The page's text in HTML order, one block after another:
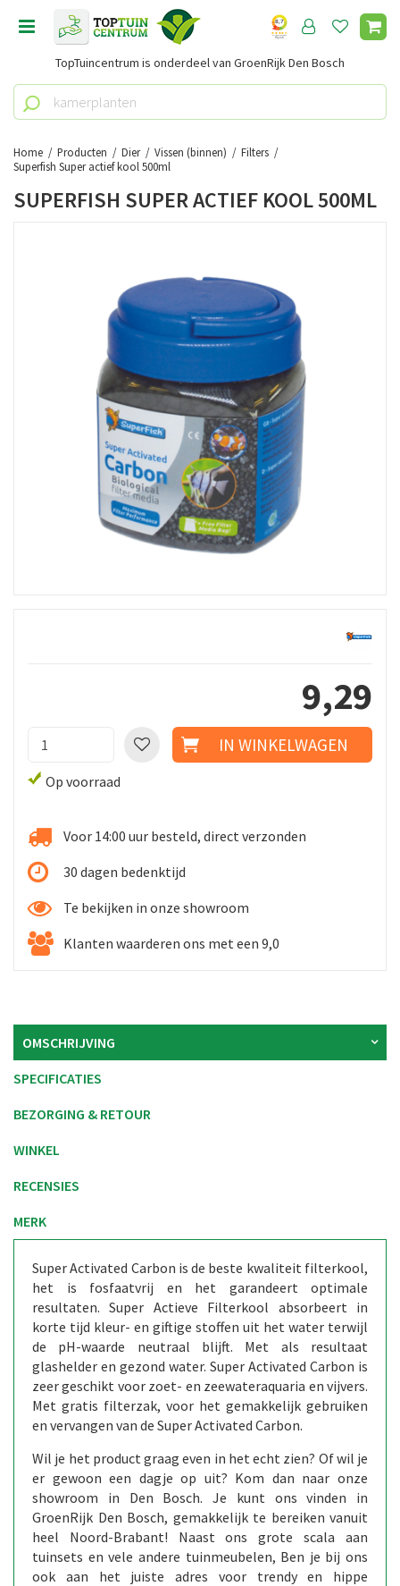
Home Producten Dier Vissen (binnen)
Filters
Superfish Super actief kool 500ml
TopTuincentrum is onderdeel van GroenRijk Den Bosch
SUPERFISH SUPER ACTIEF KOOL 500ML
9,29
Op voorraad
Voor 14:00 uur besteld, direct verzonden
30 dagen bedenktijd
Te bekijken in onze showroom
Klanten waarderen ons met een 9,0
OMSCHRIJVING
SPECIFICATIES
BEZORGING & RETOUR
WINKEL
RECENSIES
MERK
Super Activated Carbon is de beste kwaliteit filterkool,
het is fosfaatvrij en het garandeert optimale
resultaten. Super Actieve Filterkool absorbeert in
korte tijd kleur- en giftige stoffen uit het water terwijl
de pH-waarde neutraal blijft. Met als resultaat
glashelder en gezond water. Super Activated Carbon is
zeer geschikt voor zoet- en zeewateraquaria en vijvers.
Met gratis filterzak, voor het gemakkelijk gebruiken
en vervangen van de Super Activated Carbon.
Wil je het product graag even in het echt zien? Of wil je
er gewoon een dagje op uit? Kom dan naar onze
showroom in Den Bosch. Je kunt ons vinden in
GroenRijk Den Bosch, gemakkelijk te bereiken vanuit
heel Noord-Brabant! Naast ons grote scala aan
tuinsets en vele andere tuinmeubelen, Ben je bij ons
ook aan het juiste adres voor trendy en hippe